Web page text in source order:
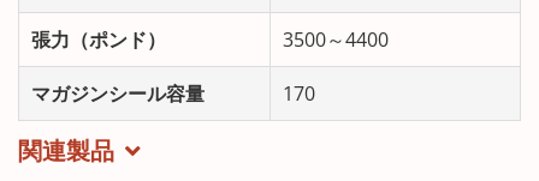
張力（ポンド） 3500～4400
マガジンシール容量 170
関連製品